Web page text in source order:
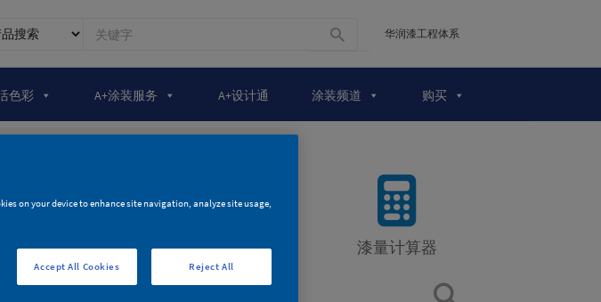
华润漆工程体系
色彩 A+涂装服务 A+设计通 涂装频道 购买
族
质生活而生 漆量计算器
on your device to enhance site navigation, analyze site usage,
Reject All
Accept All Cookies